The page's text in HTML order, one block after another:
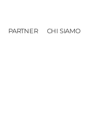
PARTNER CHI SIAMO